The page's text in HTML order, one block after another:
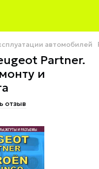
автомобилей
Partner.
и
отзыв